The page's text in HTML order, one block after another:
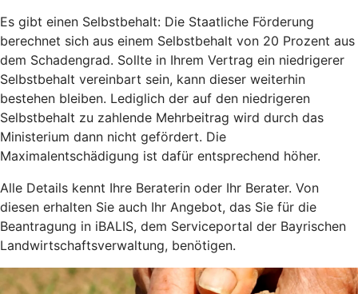
Es gibt einen Selbstbehalt: Die Staatliche Förderung
berechnet sich aus einem Selbstbehalt von 20 Prozent aus
dem Schadengrad. Sollte in Ihrem Vertrag ein niedrigerer
Selbstbehalt vereinbart sein, kann dieser weiterhin
bestehen bleiben. Lediglich der auf den niedrigeren
Selbstbehalt zu zahlende Mehrbeitrag wird durch das
Ministerium dann nicht gefördert. Die
Maximalentschädigung ist dafür entsprechend höher.
Alle Details kennt Ihre Beraterin oder Ihr Berater. Von
diesen erhalten Sie auch Ihr Angebot, das Sie für die
Beantragung in iBALIS, dem Serviceportal der Bayrischen
Landwirtschaftsverwaltung, benötigen.